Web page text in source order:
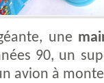
une
90, un
avion à